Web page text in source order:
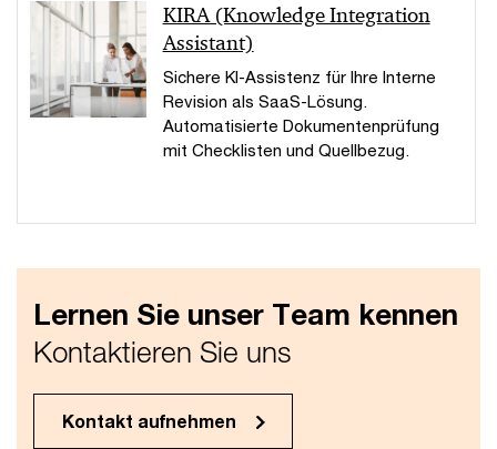
KIRA (Knowledge Integration
Assistant)
Sichere KI-Assistenz für Ihre Interne
Revision als SaaS-Lösung.
Automatisierte Dokumentenprüfung
mit Checklisten und Quellbezug.
Lernen Sie unser Team kennen
Kontaktieren Sie uns
Kontakt aufnehmen